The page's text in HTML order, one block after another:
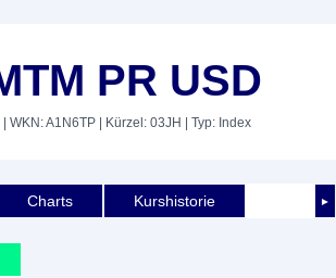
PR USD
| WKN: A1N6TP | Kürzel: 03JH | Typ: Index
►
Charts Kurshistorie